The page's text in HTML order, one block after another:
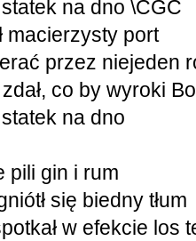
na dno \CGC
macierzysty port
przez niejeden
co by wyroki
na dno
pili gin i rum
się biedny tłum
w efekcie los